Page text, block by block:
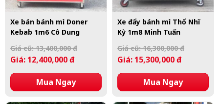
Xe bán bánh mì Doner
Kebab 1m6 Cô Dung
Giá cũ: 13,400,000 đ
Giá: 12,400,000 đ
Mua Ngay
Xe đẩy bánh mì Thổ Nhĩ
Kỳ 1m8 Minh Tuấn
Giá cũ: 16,300,000 đ
Giá: 15,300,000 đ
Mua Ngay